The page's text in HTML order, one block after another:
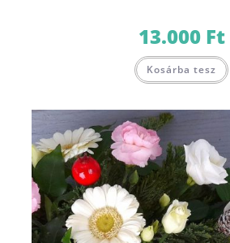
13.000 Ft
Kosárba tesz